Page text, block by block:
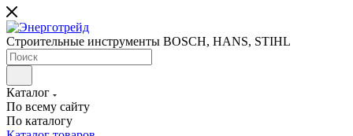
Строительные инструменты BOSCH, HANS, STIHL
Каталог
По всему сайту
По каталогу